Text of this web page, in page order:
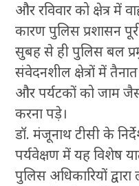
और रविवार को क्षेत्र में
कारण पुलिस प्रशासन
सुबह से ही पुलिस बल
संवेदनशील क्षेत्रों में
और पर्यटकों को जाम
करना पड़े।
डॉ. मंजूनाथ टीसी के
पर्यवेक्षण में यह विशेष
पुलिस अधिकारियों द्वारा